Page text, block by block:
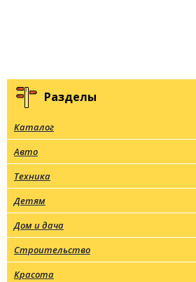
Разделы
Каталог
Авто
Техника
Детям
Дом и дача
Строительство
Красота